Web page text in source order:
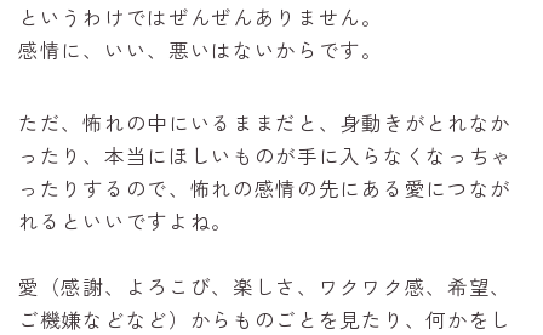
というわけではぜんぜんありません。
感情に、いい、悪いはないからです。
ただ、怖れの中にいるままだと、身動きがとれなか
ったり、本当にほしいものが手に入らなくなっちゃ
ったりするので、怖れの感情の先にある愛につなが
れるといいですよね。
愛（感謝、よろこび、楽しさ、ワクワク感、希望、
ご機嫌などなど）からものごとを見たり、何かをし